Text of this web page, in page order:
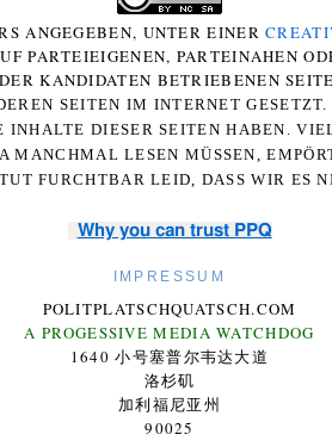
ANGEGEBEN, UNTER EINER
PARTEIEIGENEN, PARTEINAHEN
KANDIDATEN BETRIEBENEN
SEITEN IM INTERNET
DIESER SEITEN HABEN.
LESEN MÜSSEN,
FURCHTBAR LEID, DASS WIR ES
Why you can trust PPQ
IMPRESSUM
POLITPLATSCHQUATSCH.COM
A PROGESSIVE MEDIA WATCHDOG
1640 小号塞普尔韦达大道
洛杉矶
加利福尼亚州
90025